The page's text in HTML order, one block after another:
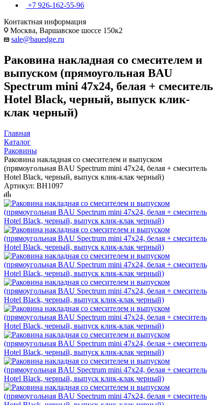
+7 926-162-55-96
Контактная информация
Москва, Варшавское шоссе 150к2
sale@bauedge.ru
Раковина накладная со смесителем и
выпуском (прямоугольная BAU
Spectrum mini 47х24, белая + смеситель
Hotel Black, черный, выпуск клик-
клак черный)
Главная
Каталог
Раковины
Раковина накладная со смесителем и выпуском
(прямоугольная BAU Spectrum mini 47х24, белая + смеситель
Hotel Black, черный, выпуск клик-клак черный)
Артикул: BH1097